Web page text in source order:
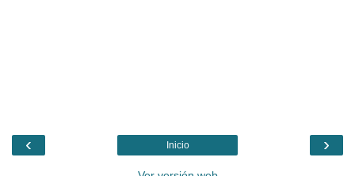
‹ ›
Inicio